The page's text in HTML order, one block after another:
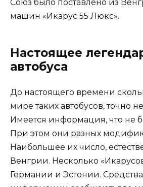
Союз было поставлено из
машин «Икарус 55 Люкс».
Настоящее
автобуса
До настоящего времени
мире таких автобусов, точно
Имеется информация, что не
При этом они разных
Наибольшее их число,
Венгрии. Несколько
Германии и Эстонии.